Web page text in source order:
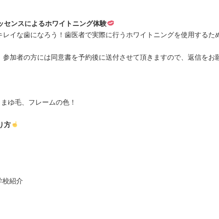
センスによるホワイトニング体験
イな歯になろう！歯医者で実際に行うホワイトニングを使用するた
加者の方には同意書を予約後に送付させて頂きますので、返信をお
ゆ毛、フレームの色！
方
校紹介